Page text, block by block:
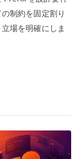
制約を固定割り
場を明確にしま